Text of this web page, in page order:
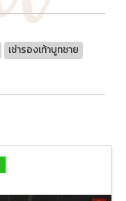
เช่ารองเท้าบูทชาย